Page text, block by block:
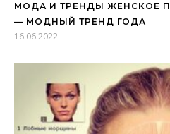
МОДА И ТРЕНДЫ ЖЕНСКОЕ
— МОДНЫЙ ТРЕНД ГОДА
16.06.2022